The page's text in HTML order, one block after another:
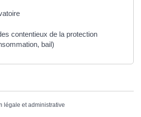
contentieux de la protection
bail)
légale et administrative